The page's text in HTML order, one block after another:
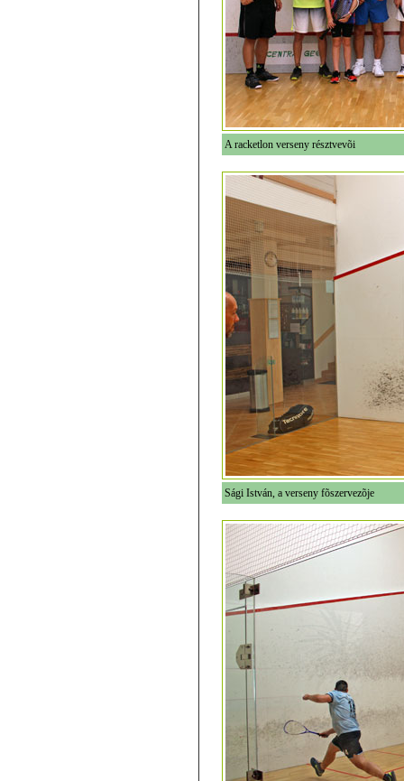
A racketlon verseny résztvevõi
Sági István, a verseny fõszervezõje